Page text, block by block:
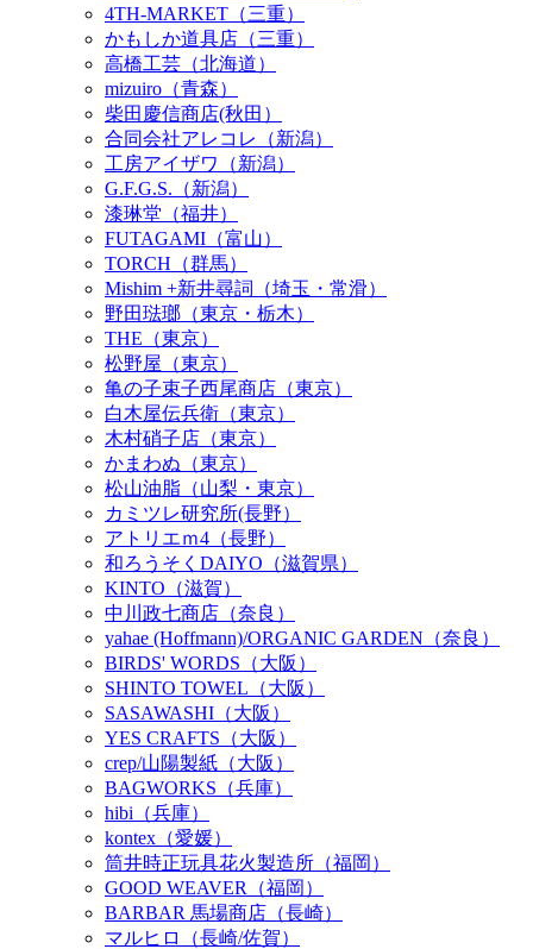
4TH-MARKET（三重）
かもしか道具店（三重）
高橋工芸（北海道）
mizuiro（青森）
柴田慶信商店(秋田）
合同会社アレコレ（新潟）
工房アイザワ（新潟）
G.F.G.S.（新潟）
漆琳堂（福井）
FUTAGAMI（富山）
TORCH（群馬）
Mishim +新井尋詞（埼玉・常滑）
野田琺瑯（東京・栃木）
THE（東京）
松野屋（東京）
亀の子束子西尾商店（東京）
白木屋伝兵衛（東京）
木村硝子店（東京）
かまわぬ（東京）
松山油脂（山梨・東京）
カミツレ研究所(長野）
アトリエｍ4（長野）
和ろうそくDAIYO（滋賀県）
KINTO（滋賀）
中川政七商店（奈良）
yahae (Hoffmann)/ORGANIC GARDEN（奈良）
BIRDS' WORDS（大阪）
SHINTO TOWEL（大阪）
SASAWASHI（大阪）
YES CRAFTS（大阪）
crep/山陽製紙（大阪）
BAGWORKS（兵庫）
hibi（兵庫）
kontex（愛媛）
筒井時正玩具花火製造所（福岡）
GOOD WEAVER（福岡）
BARBAR 馬場商店（長崎）
マルヒロ（長崎/佐賀）